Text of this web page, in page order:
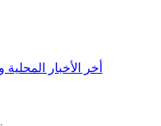
أخر الأخبار المحلية